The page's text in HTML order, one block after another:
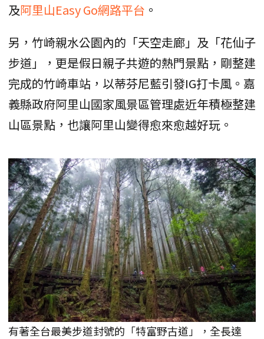
及阿里山Easy Go網路平台 。
另，竹崎親水公園內的「天空走廊」及「花仙子
步道」，更是假日親子共遊的熱門景點，剛整建
完成的竹崎車站，以蒂芬尼藍引發IG打卡風。嘉
義縣政府阿里山國家風景區管理處近年積極整建
山區景點，也讓阿里山變得愈來愈越好玩。
有著全台最美步道封號的「特富野古道」，全長達